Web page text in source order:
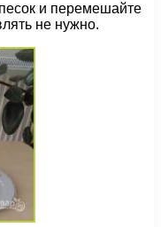
и перемешайте
не нужно.